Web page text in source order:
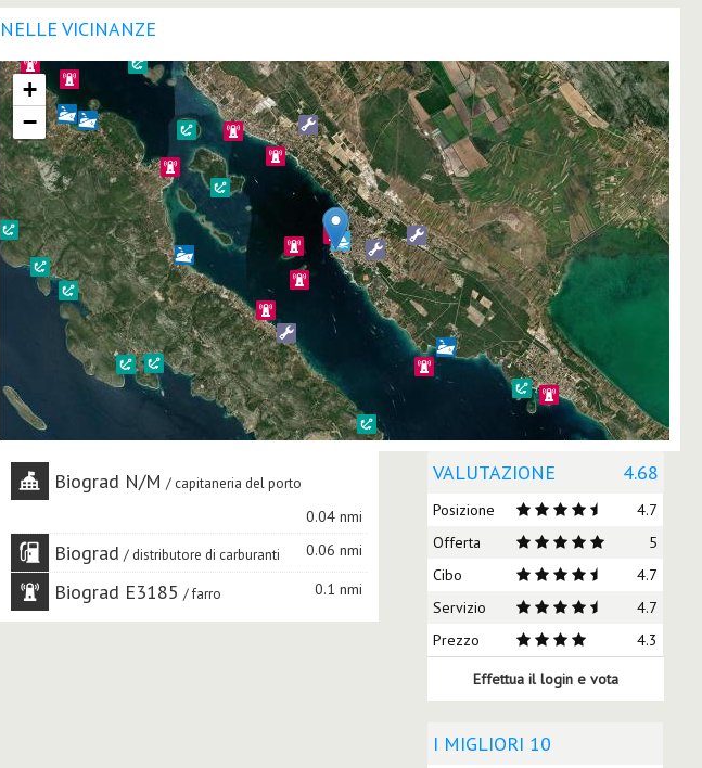
NELLE VICINANZE
+
−
Biograd N/m capitaneria del porto
0.04 nmi
Biograd distributore di carburanti 0.06 nmi
Biograd E3185 farro 0.1 nmi
VALUTAZIONE 4.68
Posizione
4.7
Offerta
5
Cibo
4.7
Servizio
4.7
Prezzo
4.3
Effettua il login e vota
I MIGLIORI 10